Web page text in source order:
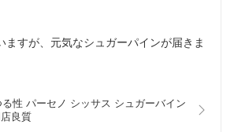
ますが、元気なシュガーパインが届きま
性 パーセノ シッサス シュガーバイン
良質